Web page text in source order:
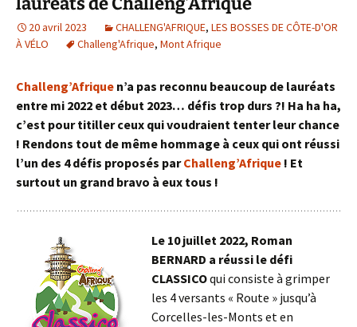
20 avril 2023 CHALLENG'AFRIQUE, LES BOSSES DE CÔTE-D'OR
À VÉLO
Challeng'Afrique, Mont Afrique
Challeng’Afrique n’a pas reconnu beaucoup de lauréats
entre mi 2022 et début 2023… défis trop durs ?! Ha ha ha,
c’est pour titiller ceux qui voudraient tenter leur chance
! Rendons tout de même hommage à ceux qui ont réussi
l’un des 4 défis proposés parChalleng’Afrique ! Et
surtout un grand bravo à eux tous !
Le 10 juillet 2022, Roman
BERNARD a réussi le défi
CLASSICOqui consiste à grimper
les 4 versants « Route » jusqu’à
Corcelles-les-Monts et en